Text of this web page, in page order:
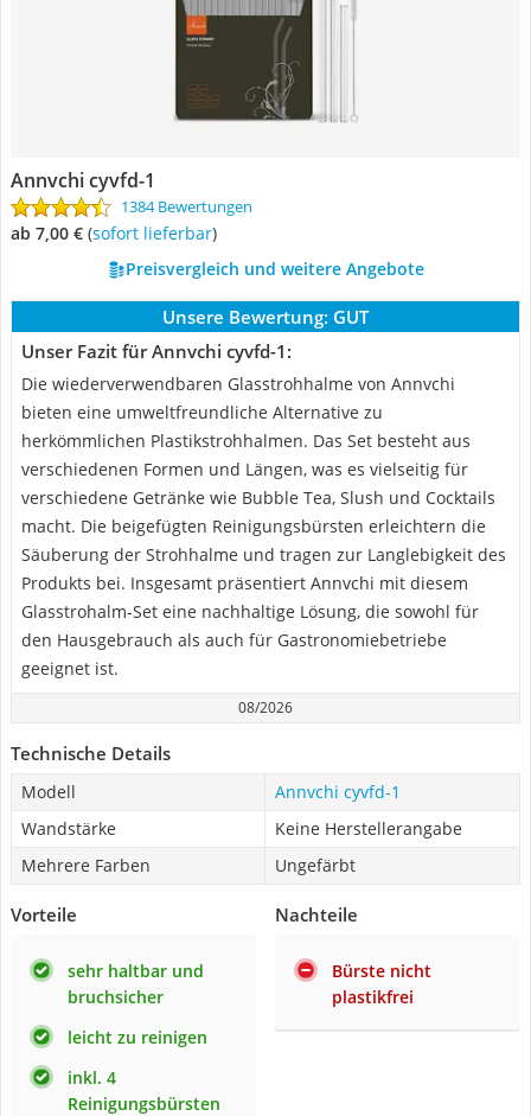
Annvchi cyvfd-1
1384 Bewertungen
ab 7,00 € ( Sofort lieferbar)
Preisvergleich und weitere Angebote
Unsere Bewertung: GUT
Unser Fazit für Annvchi cyvfd-1:
Die wiederverwendbaren Glasstrohhalme von Annvchi
bieten eine umweltfreundliche Alternative zu
herkömmlichen Plastikstrohhalmen. Das Set besteht aus
verschiedenen Formen und Längen, was es vielseitig für
verschiedene Getränke wie Bubble Tea, Slush und Cocktails
macht. Die beigefügten Reinigungsbürsten erleichtern die
Säuberung der Strohhalme und tragen zur Langlebigkeit des
Produkts bei. Insgesamt präsentiert Annvchi mit diesem
Glasstrohalm-Set eine nachhaltige Lösung, die sowohl für
den Hausgebrauch als auch für Gastronomiebetriebe
geeignet ist.
08/2026
Technische Details
Modell
Annvchi cyvfd-1
Wandstärke
Keine Herstellerangabe
Mehrere Farben
Ungefärbt
Vorteile
sehr haltbar und
bruchsicher
leicht zu reinigen
inkl. 4
Reinigungsbürsten
Nachteile
Bürste nicht
plastikfrei